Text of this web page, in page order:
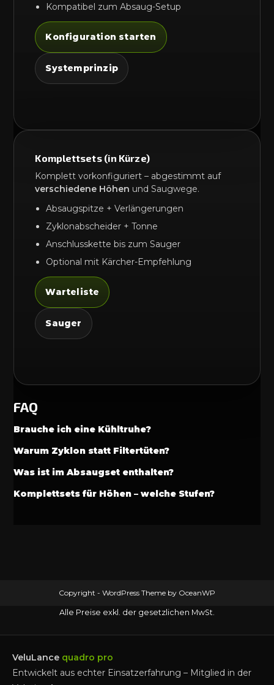
Kompatibel zum Absaug-Setup
Konfiguration starten
Systemprinzip
Komplettsets (in Kürze)
Komplett vorkonfiguriert – abgestimmt auf
verschiedene Höhen und Saugwege.
Absaugspitze + Verlängerungen
Zyklonabscheider + Tonne
Anschlusskette bis zum Sauger
Optional mit Kärcher-Empfehlung
Warteliste
Sauger
FAQ
Brauche ich eine Kühltruhe?
Warum Zyklon statt Filtertüten?
Was ist im Absaugset enthalten?
Komplettsets für Höhen – welche Stufen?
Copyright - WordPress Theme by OceanWP
Alle Preise exkl. der gesetzlichen MwSt.
VeluLance quadro pro
Entwickelt aus echter Einsatzerfahrung – Mitglied in der